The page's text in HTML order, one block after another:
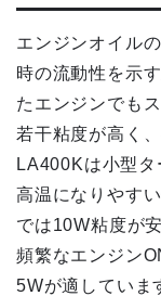
エンジンオイル
時の流動性を示
たエンジンでも
若干粘度が高く
LA400Kは小型
高温になりやす
では10W粘度が
頻繁なエンジン
5Wが適していま